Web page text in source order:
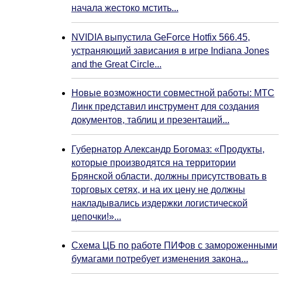
начала жестоко мстить...
NVIDIA выпустила GeForce Hotfix 566.45,
устраняющий зависания в игре Indiana Jones
and the Great Circle...
Новые возможности совместной работы: МТС
Линк представил инструмент для создания
документов, таблиц и презентаций...
Губернатор Александр Богомаз: «Продукты,
которые производятся на территории
Брянской области, должны присутствовать в
торговых сетях, и на их цену не должны
накладывались издержки логистической
цепочки!»...
Схема ЦБ по работе ПИФов с замороженными
бумагами потребует изменения закона...